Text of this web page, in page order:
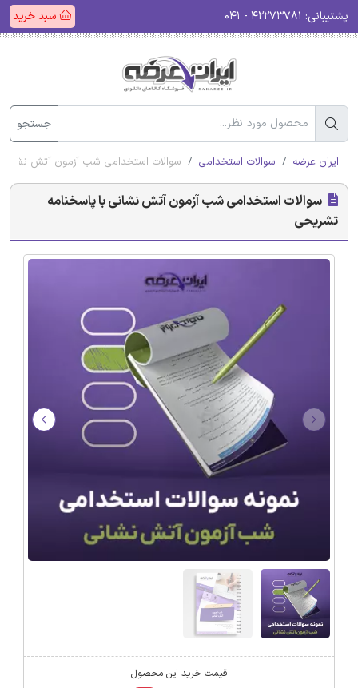
پشتیبانی: سبد خرید
جستجو
ایران عرضه سوالات استخدامی سوالات استخدامی شب آزمون آتش نشانی
سوالات استخدامی شب آزمون آتش نشانی با پاسخنامه
تشریحی
قیمت خرید این محصول